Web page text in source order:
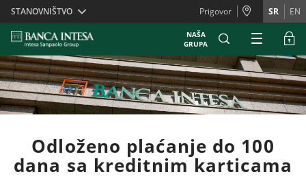
Skiplinks
STANOVNIŠTVO Prigovor SR EN
NAŠA
GRUPA
Odloženo plaćanje do 100
dana sa kreditnim karticama